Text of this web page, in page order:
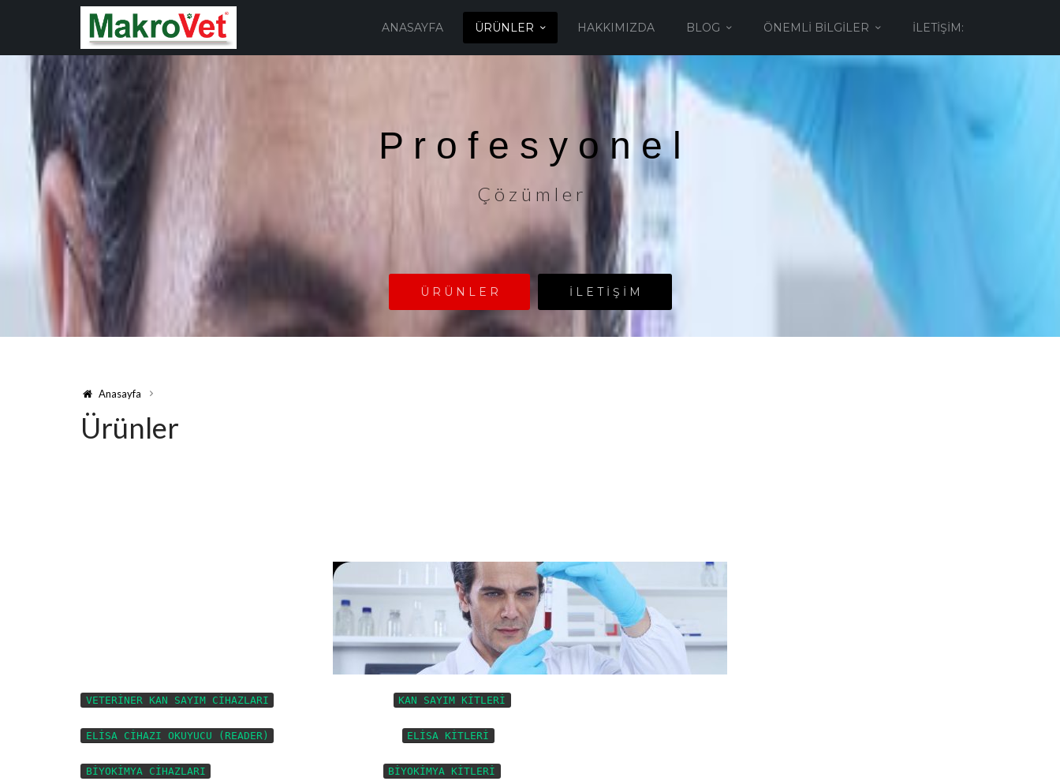
ANASAYFA ÜRÜNLER HAKKIMIZDA BLOG ÖNEMLI BILGILER İLETIŞIM:
P r o f e s y o n e l
Ç ö z ü m l e r
Ü R Ü N L E R İ L E T İ Ş İ M
Anasayfa
Ürünler
VETERİNER KAN SAYIM CİHAZLARI KAN SAYIM KİTLERİ
ELİSA CİHAZI OKUYUCU (READER) ELİSA KİTLERİ
BİYOKİMYA CİHAZLARI BİYOKİMYA KİTLERİ